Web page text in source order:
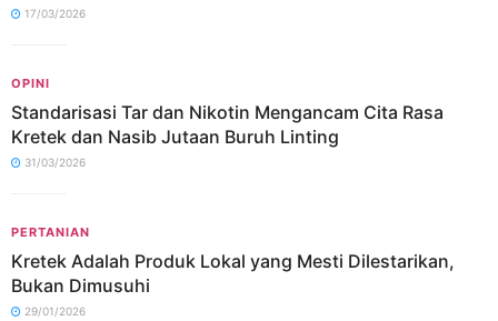
17/03/2026
OPINI
Standarisasi Tar dan Nikotin Mengancam Cita Rasa
Kretek dan Nasib Jutaan Buruh Linting
31/03/2026
PERTANIAN
Kretek Adalah Produk Lokal yang Mesti Dilestarikan,
Bukan Dimusuhi
29/01/2026